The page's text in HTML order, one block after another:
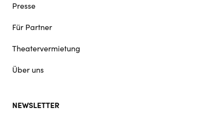
Presse
Für Partner
Theatervermietung
Über uns
NEWSLETTER